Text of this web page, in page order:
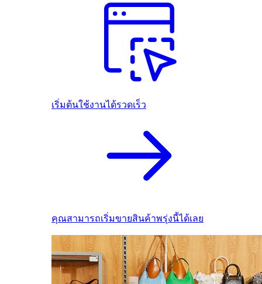
เริ่มต้นใช้งานได้รวดเร็ว
คุณสามารถเริ่มขายสินค้าพรุ่งนี้ได้เลย